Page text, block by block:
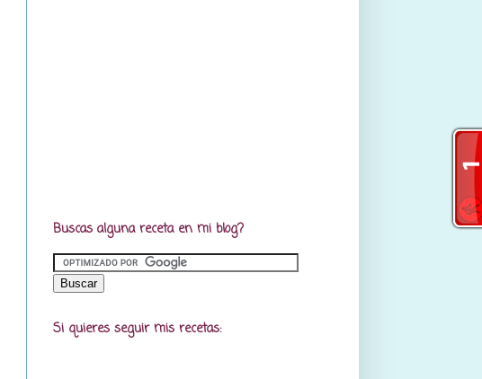
Buscas alguna receta en mi blog?
Si quieres seguir mis recetas: